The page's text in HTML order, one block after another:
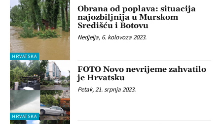
HRVATSKA
Obrana od poplava: situacija
najozbiljnija u Murskom
Središću i Botovu
Nedjelja, 6. kolovoza 2023.
HRVATSKA
FOTO Novo nevrijeme zahvatilo
je Hrvatsku
Petak, 21. srpnja 2023.